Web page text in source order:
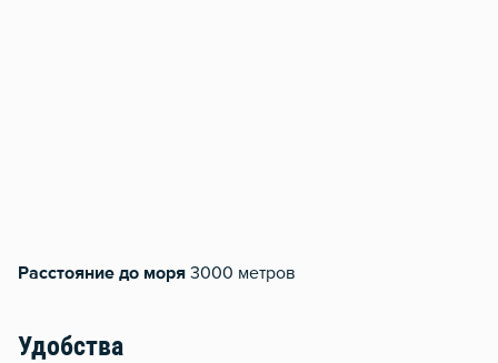
Расстояние до моря 3000 метров
Удобства